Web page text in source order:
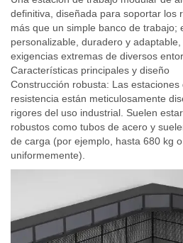
definitiva, diseñada para soportar los
más que un simple banco de trabajo;
personalizable, duradero y
exigencias extremas de diversos
Características principales y diseño
Construcción robusta: Las estaciones
resistencia están meticulosamente
rigores del uso industrial. Suelen
robustos como tubos de acero y
de carga (por ejemplo, hasta 680 kg
uniformemente).